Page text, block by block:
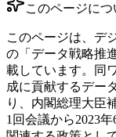
このページにつ
このページは、デ
の「データ戦略推
載しています。同
成に貢献するデー
り、内閣総理大臣
1回会議から2023